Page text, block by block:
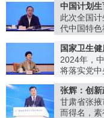
中国计划
此次全国
代中国特色
国家卫生
2024年，
将落实党中
张辉：创
甘肃省张
而得名，素